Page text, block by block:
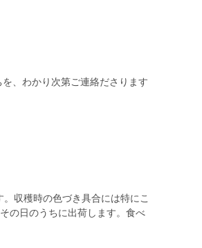
、わかり次第ご連絡ださります
収穫時の色づき具合には特にこ
の日のうちに出荷します。食べ